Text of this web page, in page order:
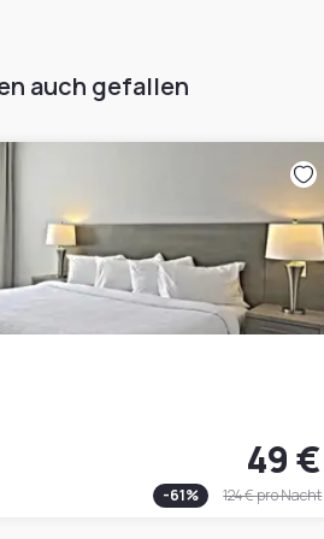
auch gefallen
49 €
-61% 124 €pro Nacht